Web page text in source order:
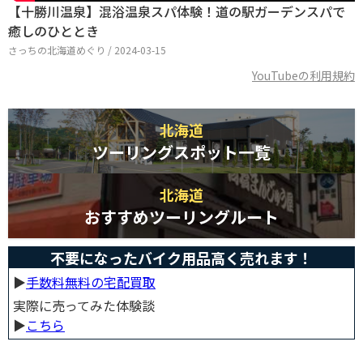
【十勝川温泉】混浴温泉スパ体験！道の駅ガーデンスパで
癒しのひととき
さっちの北海道めぐり / 2024-03-15
YouTubeの利用規約
北海道
ツーリングスポット一覧
北海道
おすすめツーリングルート
不要になったバイク用品高く売れます！
▶︎手数料無料の宅配買取
実際に売ってみた体験談
▶︎こちら